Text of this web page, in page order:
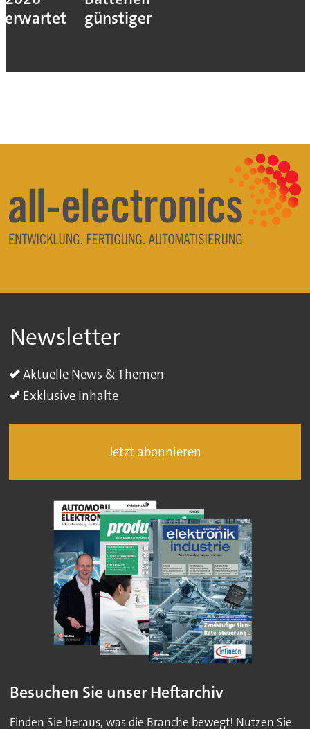
erwartet
günstiger
Newsletter
Aktuelle News & Themen
Exklusive Inhalte
Jetzt abonnieren
Besuchen Sie unser Heftarchiv
Finden Sie heraus, was die Branche bewegt! Nutzen Sie